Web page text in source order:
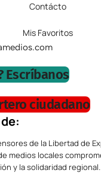
Contácto
Mis Favoritos
Escríbanos
ciudadano
de la Libertad de
medios locales
y la solidaridad regional.